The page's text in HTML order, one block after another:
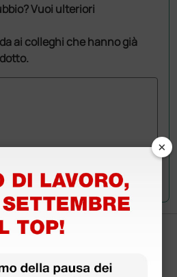
Vuoi ulteriori
ai colleghi che hanno già
tua domanda
×